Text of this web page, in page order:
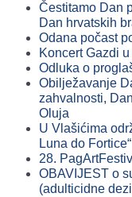
Čestitamo Dan
Dan hrvatskih
Odana počast
Koncert Gazdi
Odluka o
Obilježavanje
zahvalnosti,
Oluja
U Vlašićima
Luna do Fortice“
28.
OBAVIJEST o
(adulticidne